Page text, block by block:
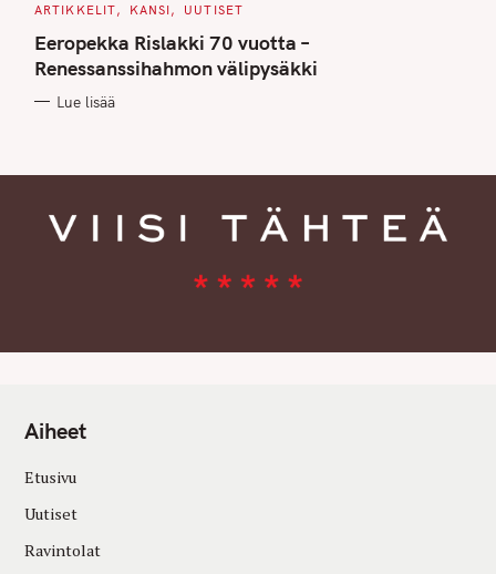
C
T
E
G
O
I
ARTIKKELIT KANSI UUTISET
Eeropekka Rislakki 70 vuotta –
Renessanssihahmon välipysäkki
Lue lisää
Aiheet
Etusivu
Uutiset
Ravintolat